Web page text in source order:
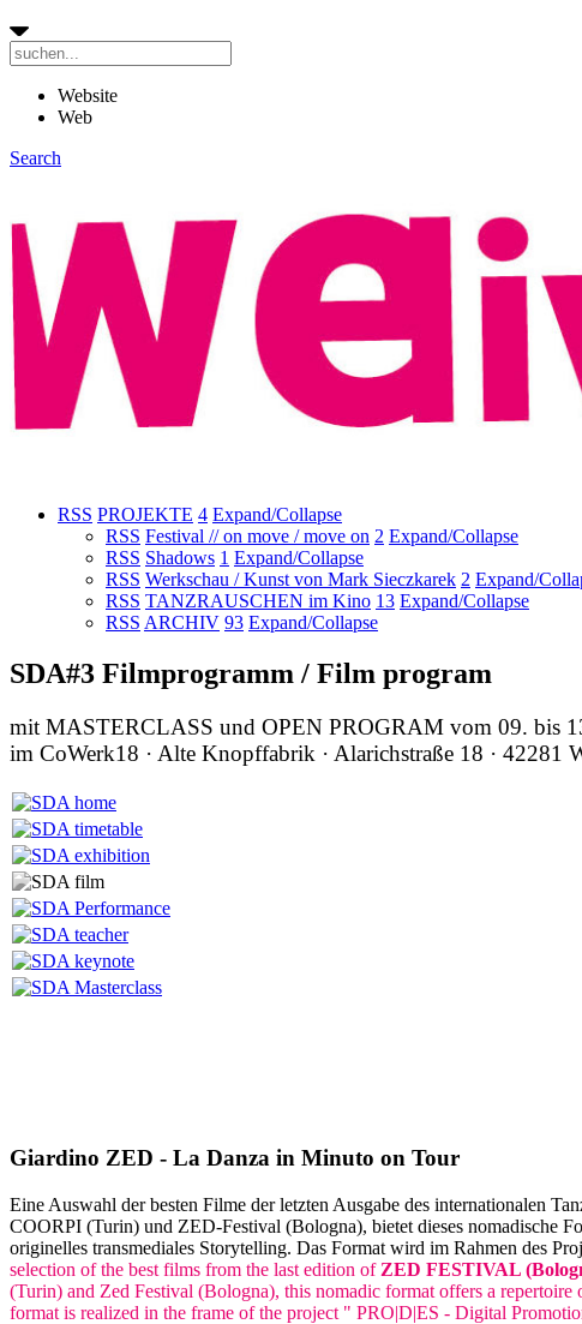
Website
Web
Search
RSS PROJEKTE 4 Expand/Collapse
RSS Festival // on move / move on 2 Expand/Collapse
RSS Shadows 1 Expand/Collapse
RSS Werkschau / Kunst von Mark Sieczkarek 2 Expand/
RSS TANZRAUSCHEN im Kino 13 Expand/Collapse
RSS ARCHIV 93 Expand/Collapse
SDA#3 Filmprogramm / Film program
mit MASTERCLASS und OPEN PROGRAM vom 09. bis
im CoWerk18 · Alte Knopffabrik · Alarichstraße 18 · 42281
Giardino ZED - La Danza in Minuto on Tour
Eine Auswahl der besten Filme der letzten Ausgabe des internationalen
COORPI (Turin) und ZED-Festival (Bologna), bietet dieses nomadische
originelles transmediales Storytelling. Das Format wird im Rahmen des
selection of the best films from the last edition of ZED FESTIVAL
(Turin) and Zed Festival (Bologna), this nomadic format offers a
format is realized in the frame of the project " PRO|D|ES - Digital